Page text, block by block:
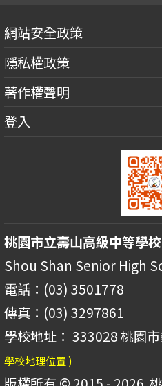
網站安全政策
隱私權政策
著作權聲明
登入
桃園市立壽山高級中等學校
Shou Shan Senior High
電話：(03) 3501778
傳真：(03) 3297861
學校地址： 333028 桃園
學校地理位置 )